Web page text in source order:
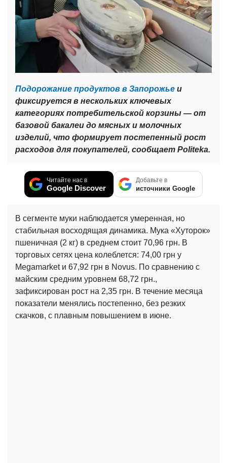
Подорожание продуктов в Запорожье и
фиксируется в нескольких ключевых
категориях потребительской корзины — от
базовой бакалеи до мясных и молочных
изделий, что формирует постепенный рост
расходов для покупателей, сообщает Politeka.
Читайте нас в
Google Discover
Добавьте в
источники Google
В сегменте муки наблюдается умеренная, но
стабильная восходящая динамика. Мука «Хуторок»
пшеничная (2 кг) в среднем стоит 70,96 грн. В
торговых сетях цена колеблется: 74,00 грн у
Megamarket и 67,92 грн в Novus. По сравнению с
майским средним уровнем 68,72 грн.,
зафиксирован рост на 2,35 грн. В течение месяца
показатели менялись постепенно, без резких
скачков, с плавным повышением в июне.